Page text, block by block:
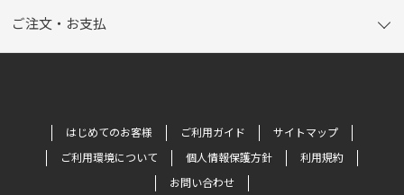
ご注文・お支払
はじめてのお客様 ご利用ガイド
サイトマップ
ご利用環境について
個人情報保護方針
利用規約
お問い合わせ